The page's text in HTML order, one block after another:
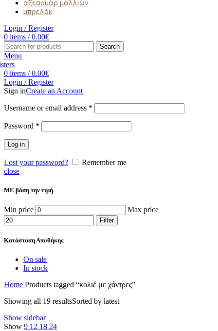
αξεσουάρ μαλλιών
μπρελόκ
Login / Register
0 items / 0.00€
Search
Menu
0 items / 0.00€
Login / Register
Sign inCreate an Account
Username or email address *
Password *
Log in
Lost your password?
Remember me
close
ΜΕ βάση την τιμή
Min price Max price
Filter
Κατάσταση Αποθήκης
On sale
In stock
Home Products tagged “κολιέ με χάντρες”
Showing all 19 resultsSorted by latest
Show sidebar
Show 9 12 18 24